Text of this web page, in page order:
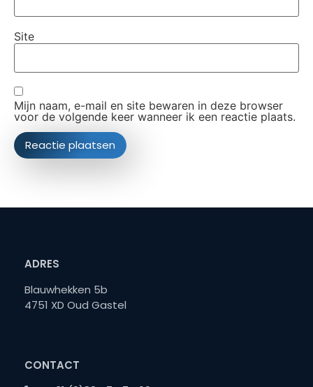
Site
Mijn naam, e-mail en site bewaren in deze browser
voor de volgende keer wanneer ik een reactie plaats.
ADRES
Blauwhekken 5b
4751 XD Oud Gastel
CONTACT